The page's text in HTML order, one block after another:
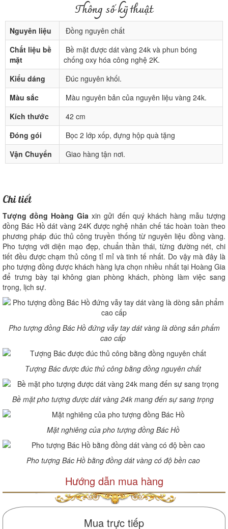
Thông số kỹ thuật
Nguyên liệu
Đồng nguyên chất
Chất liệu bề
mặt
Bề mặt được dát vàng 24k và phun bóng
chống oxy hóa công nghệ 2K.
Kiểu dáng
Đúc nguyên khối.
Màu sắc
Màu nguyên bản của nguyên liệu vàng 24k.
Kích thước
42 cm
Đóng gói
Bọc 2 lớp xốp, đựng hộp quà tặng
Vận Chuyển
Giao hàng tận nơi.
Chi tiết
Tượng đồng Hoàng Gia xin gửi đến quý khách hàng mẫu tượng
đồng Bác Hồ dát vàng 24K được nghệ nhân chế tác hoàn toàn theo
phương pháp đúc thủ công truyền thống từ nguyên liệu đồng vàng.
Pho tượng với diện mạo đẹp, chuẩn thần thái, từng đường nét, chi
tiết đều được chạm thủ công tỉ mỉ và tinh tế nhất. Do vậy mà đây là
pho tượng đồng được khách hàng lựa chọn nhiều nhất tại Hoàng Gia
để trưng bày tại không gian phòng khách, phòng làm việc sang
trọng, lịch sự.
Pho tượng đồng Bác Hồ đứng vẫy tay dát vàng là dòng sản phẩm
cao cấp
Tượng Bác được đúc thủ công bằng đồng nguyên chất
Bề mặt pho tượng được dát vàng 24k mang đến sự sang trọng
Mặt nghiêng của pho tượng đồng Bác Hồ
Pho tượng Bác Hồ bằng đồng dát vàng có độ bền cao
Hướng dẫn mua hàng
Mua trực tiếp